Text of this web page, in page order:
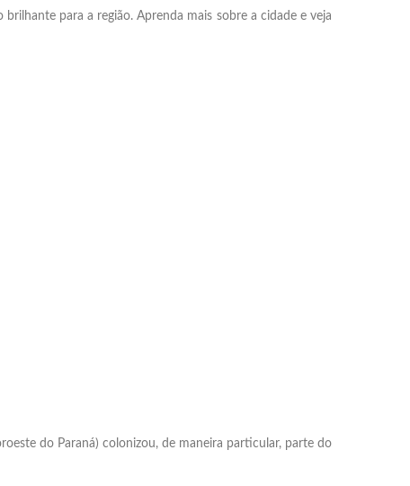
para a região. Aprenda mais sobre a cidade e veja
do Paraná) colonizou, de maneira particular, parte do